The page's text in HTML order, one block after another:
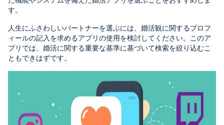
す。
人生にふさわしいパートナーを選ぶには、婚活観に関するプロフ
ィールの記入を求めるアプリの使用を検討してください。このア
プリでは、婚活に関する重要な基準に基づいて検索を絞り込むこ
ともできはずです。